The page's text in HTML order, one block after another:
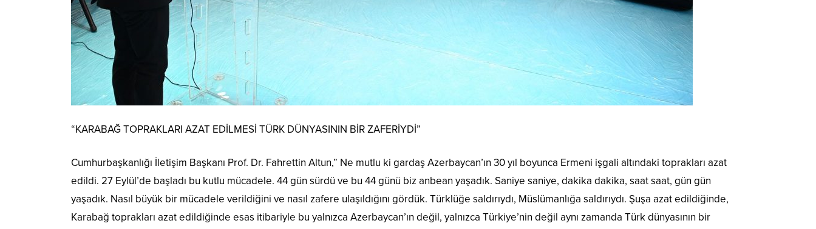
“KARABAĞ TOPRAKLARI AZAT EDİLMESİ TÜRK DÜNYASININ BİR ZAFERİYDİ”
Cumhurbaşkanlığı İletişim Başkanı Prof. Dr. Fahrettin Altun,” Ne mutlu ki gardaş Azerbaycan’ın 30 yıl boyunca Ermeni işgali altındaki toprakları azat
edildi. 27 Eylül’de başladı bu kutlu mücadele. 44 gün sürdü ve bu 44 günü biz anbean yaşadık. Saniye saniye, dakika dakika, saat saat, gün gün
yaşadık. Nasıl büyük bir mücadele verildiğini ve nasıl zafere ulaşıldığını gördük. Türklüğe saldırıydı, Müslümanlığa saldırıydı. Şuşa azat edildiğinde,
Karabağ toprakları azat edildiğinde esas itibariyle bu yalnızca Azerbaycan’ın değil, yalnızca Türkiye’nin değil aynı zamanda Türk dünyasının bir